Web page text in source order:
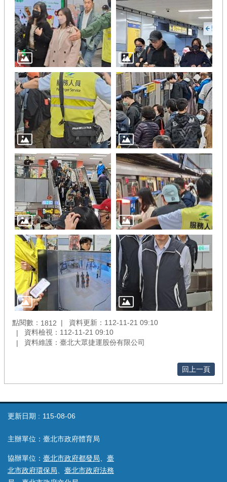
點閱數： 1812
資料更新：112-11-21 09:10
資料檢視：112-11-21 09:10
資料維護：臺北大眾捷運股份有限公司
回上一頁
更新日期 115-08-06
主辦單位：臺北市政府體育局
協辦單位： 臺北市政府都發局
臺
北市政府環保局
臺北市政府法務